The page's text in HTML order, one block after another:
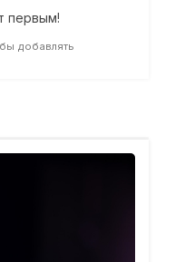
первым!
добавлять